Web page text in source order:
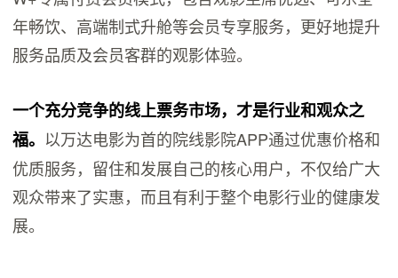
年畅饮、高端制式升舱等会员专享服务，更好地提升
服务品质及会员客群的观影体验。
一个充分竞争的线上票务市场，才是行业和观众之
福。 以万达电影为首的院线影院APP通过优惠价格和
优质服务，留住和发展自己的核心用户，不仅给广大
观众带来了实惠，而且有利于整个电影行业的健康发
展。